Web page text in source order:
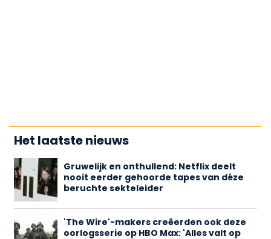
Het laatste nieuws
Gruwelijk en onthullend: Netflix deelt
nooit eerder gehoorde tapes van déze
beruchte sekteleider
'The Wire'-makers creëerden ook deze
oorlogsserie op HBO Max: 'Alles valt op